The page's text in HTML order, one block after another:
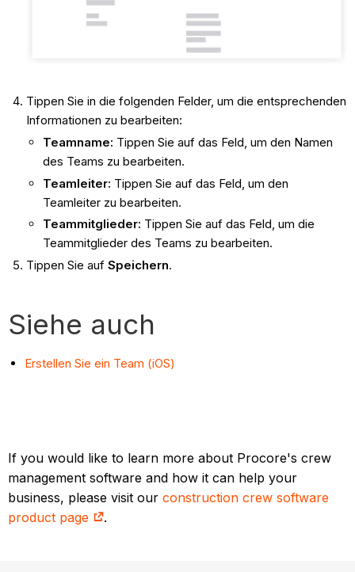
Tippen Sie in die folgenden Felder, um die entsprechenden
Informationen zu bearbeiten:
Teamname: Tippen Sie auf das Feld, um den Namen
des Teams zu bearbeiten.
Teamleiter: Tippen Sie auf das Feld, um den
Teamleiter zu bearbeiten.
Teammitglieder: Tippen Sie auf das Feld, um die
Teammitglieder des Teams zu bearbeiten.
Tippen Sie auf Speichern.
Siehe auch
Erstellen Sie ein Team (iOS)
If you would like to learn more about Procore's crew
management software and how it can help your
business, please visit ourconstruction crew software
product page
.